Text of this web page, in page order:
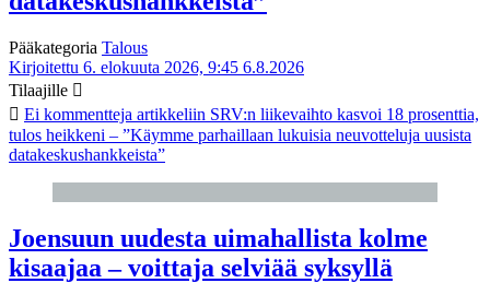
Pääkategoria Talous
Kirjoitettu 6. elokuuta 2026, 9:45 6.8.2026
Tilaajille
Ei kommentteja artikkeliin SRV:n liikevaihto kasvoi 18 prosenttia,
tulos heikkeni – ”Käymme parhaillaan lukuisia neuvotteluja uusista
datakeskushankkeista”
Joensuun uudesta uimahallista kolme
kisaajaa – voittaja selviää syksyllä